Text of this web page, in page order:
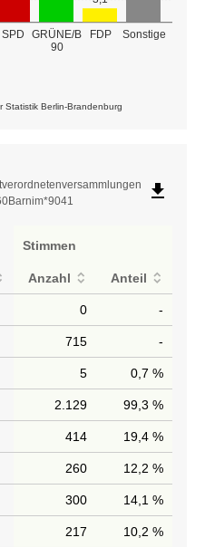
SPD GRÜNE/B
90
FDP Sonstige
Berlin-Brandenburg
file_download
Stimmen
Anzahl Anteil
0 -
715 -
5 0,7 %
2.129 99,3 %
414 19,4 %
260 12,2 %
300 14,1 %
217 10,2 %